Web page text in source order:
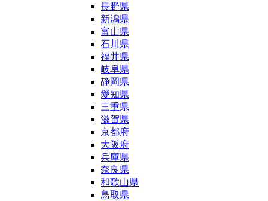
長野県
新潟県
富山県
石川県
福井県
岐阜県
静岡県
愛知県
三重県
滋賀県
京都府
大阪府
兵庫県
奈良県
和歌山県
鳥取県